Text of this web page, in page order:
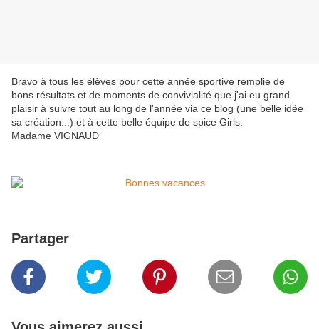
Bravo à tous les élèves pour cette année sportive remplie de
bons résultats et de moments de convivialité que j'ai eu grand
plaisir à suivre tout au long de l'année via ce blog (une belle idée
sa création...) et à cette belle équipe de spice Girls.
Madame VIGNAUD
Partager